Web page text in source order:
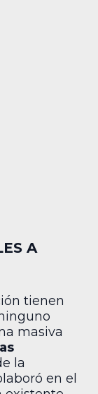
A
tienen
masiva
la
en el